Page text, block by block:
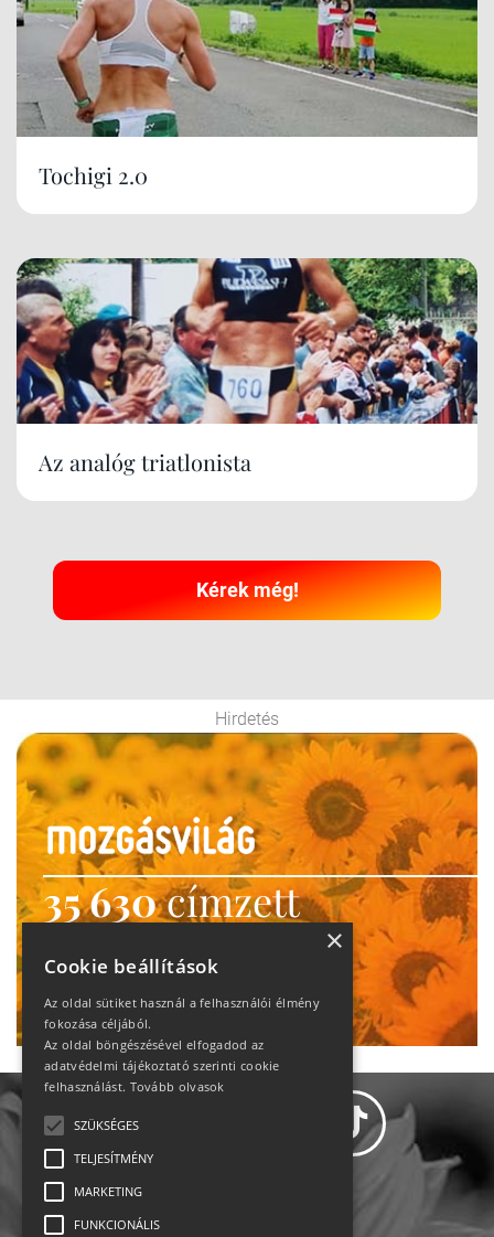
Tochigi 2.0
Az analóg triatlonista
Kérek még!
Hirdetés
35 630címzett
heti motiváció
Ne maradj le!
×
Cookie beállítások
Az oldal sütiket használ a felhasználói élmény
fokozása céljából.
Az oldal böngészésével elfogadod az
adatvédelmi tájékoztató szerinti cookie
felhasználást. Tovább olvasok
SZÜKSÉGES
TELJESÍTMÉNY
MARKETING
FUNKCIONÁLIS